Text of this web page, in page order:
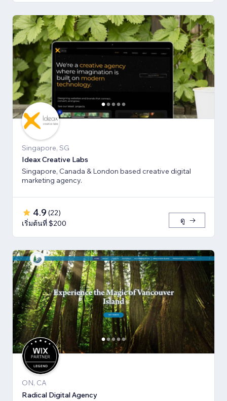
Singapore, SG
Ideax Creative Labs
Singapore, Canada & London based creative digital
marketing agency.
4.9 (22)
เริ่มต้นที่ $200
ดู
ON, CA
Radical Digital Agency